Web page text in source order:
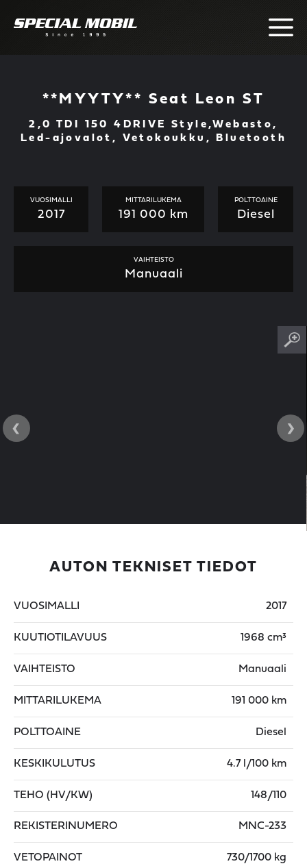
**MYYTY** Seat Leon ST
2,0 TDI 150 4DRIVE Style,Webasto,
Led-ajovalot, Vetokoukku, Bluetooth
VUOSIMALLI
2017
MITTARILUKEMA
191 000 km
POLTTOAINE
Diesel
VAIHTEISTO
Manuaali
‹ ›
AUTON TEKNISET TIEDOT
VUOSIMALLI 2017
KUUTIOTILAVUUS 1968 cm³
VAIHTEISTO Manuaali
MITTARILUKEMA 191 000 km
POLTTOAINE Diesel
KESKIKULUTUS 4.7 l/100 km
TEHO (HV/KW) 148/110
REKISTERINUMERO MNC-233
VETOPAINOT 730/1700 kg